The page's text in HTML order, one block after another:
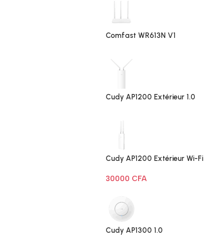
Comfast WR613N V1
Cudy AP1200 Extérieur 1.0
Cudy AP1200 Extérieur Wi-Fi
30000 CFA
Cudy AP1300 1.0